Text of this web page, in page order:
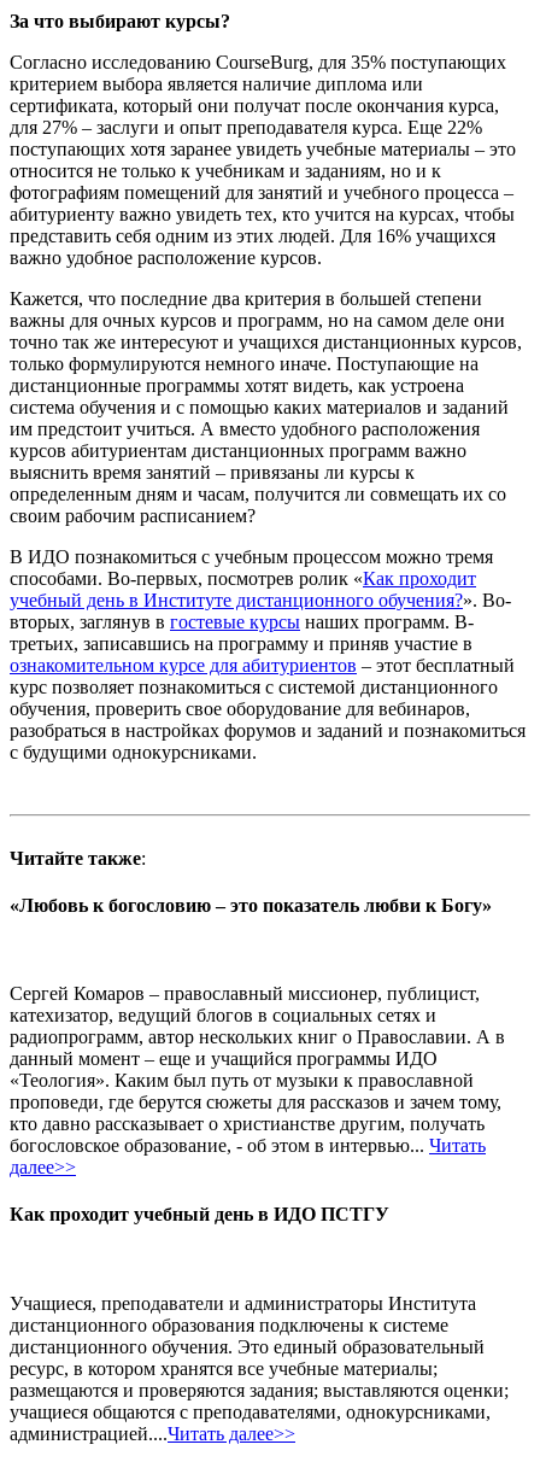
За что выбирают курсы?
Согласно исследованию CourseBurg, для 35% поступающих
критерием выбора является наличие диплома или
сертификата, который они получат после окончания курса,
для 27% – заслуги и опыт преподавателя курса. Еще 22%
поступающих хотя заранее увидеть учебные материалы – это
относится не только к учебникам и заданиям, но и к
фотографиям помещений для занятий и учебного процесса –
абитуриенту важно увидеть тех, кто учится на курсах, чтобы
представить себя одним из этих людей. Для 16% учащихся
важно удобное расположение курсов.
Кажется, что последние два критерия в большей степени
важны для очных курсов и программ, но на самом деле они
точно так же интересуют и учащихся дистанционных курсов,
только формулируются немного иначе. Поступающие на
дистанционные программы хотят видеть, как устроена
система обучения и с помощью каких материалов и заданий
им предстоит учиться. А вместо удобного расположения
курсов абитуриентам дистанционных программ важно
выяснить время занятий – привязаны ли курсы к
определенным дням и часам, получится ли совмещать их со
своим рабочим расписанием?
В ИДО познакомиться с учебным процессом можно тремя
способами. Во-первых, посмотрев ролик «Как проходит
учебный день в Институте дистанционного обучения?». Во-
вторых, заглянув в гостевые курсы наших программ. В-
третьих, записавшись на программу и приняв участие в
ознакомительном курсе для абитуриентов – этот бесплатный
курс позволяет познакомиться с системой дистанционного
обучения, проверить свое оборудование для вебинаров,
разобраться в настройках форумов и заданий и познакомиться
с будущими однокурсниками.
Читайте также:
«Любовь к богословию – это показатель любви к Богу»
Сергей Комаров – православный миссионер, публицист,
катехизатор, ведущий блогов в социальных сетях и
радиопрограмм, автор нескольких книг о Православии. А в
данный момент – еще и учащийся программы ИДО
«Теология». Каким был путь от музыки к православной
проповеди, где берутся сюжеты для рассказов и зачем тому,
кто давно рассказывает о христианстве другим, получать
богословское образование, - об этом в интервью... Читать
далее>>
Как проходит учебный день в ИДО ПСТГУ
Учащиеся, преподаватели и администраторы Института
дистанционного образования подключены к системе
дистанционного обучения. Это единый образовательный
ресурс, в котором хранятся все учебные материалы;
размещаются и проверяются задания; выставляются оценки;
учащиеся общаются с преподавателями, однокурсниками,
администрацией....Читать далее>>